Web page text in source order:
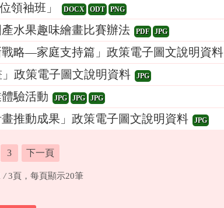
領袖班」 DOCX ODT PNG
水果趣味繪畫比賽辦法 PDF JPG
略—家庭支持篇」政策電子圖文說明資料
政策電子圖文說明資料 JPG
驗活動 JPG JPG JPG
推動成果」政策電子圖文說明資料 JPG
3 下一頁
/3頁，每頁顯示20筆